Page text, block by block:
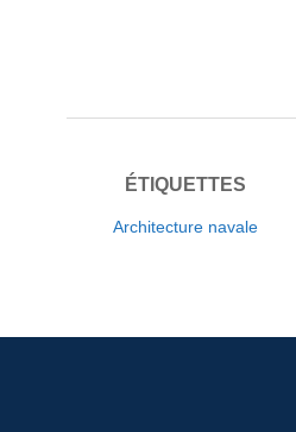
ÉTIQUETTES
Architecture navale